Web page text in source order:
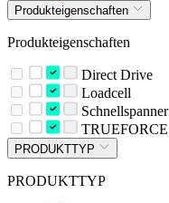
Produkteigenschaften
Produkteigenschaften
Direct Drive
Loadcell
Schnellspanner
TRUEFORCE
PRODUKTTYP
PRODUKTTYP